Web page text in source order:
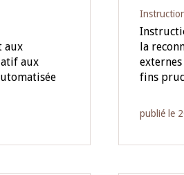
aux
aux
la
fins
publié le